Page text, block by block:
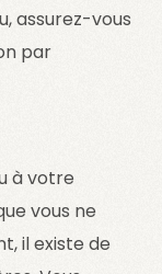
assurez-vous
par
à votre
vous ne
il existe de